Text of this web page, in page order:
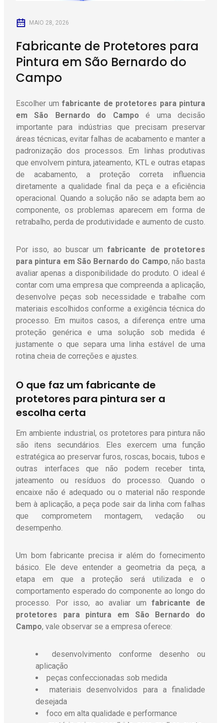
MAIO 28, 2026
Fabricante de Protetores para
Pintura em São Bernardo do
Campo
Escolher um fabricante de protetores para pintura
em São Bernardo do Campo é uma decisão
importante para indústrias que precisam preservar
áreas técnicas, evitar falhas de acabamento e manter a
padronização dos processos. Em linhas produtivas
que envolvem pintura, jateamento, KTL e outras etapas
de acabamento, a proteção correta influencia
diretamente a qualidade final da peça e a eficiência
operacional. Quando a solução não se adapta bem ao
componente, os problemas aparecem em forma de
retrabalho, perda de produtividade e aumento de custo.
Por isso, ao buscar umfabricante de protetores
para pintura em São Bernardo do Campo, não basta
avaliar apenas a disponibilidade do produto. O ideal é
contar com uma empresa que compreenda a aplicação,
desenvolve peças sob necessidade e trabalhe com
materiais escolhidos conforme a exigência técnica do
processo. Em muitos casos, a diferença entre uma
proteção genérica e uma solução sob medida é
justamente o que separa uma linha estável de uma
rotina cheia de correções e ajustes.
O que faz um fabricante de
protetores para pintura ser a
escolha certa
Em ambiente industrial, os protetores para pintura não
são itens secundários. Eles exercem uma função
estratégica ao preservar furos, roscas, bocais, tubos e
outras interfaces que não podem receber tinta,
jateamento ou resíduos do processo. Quando o
encaixe não é adequado ou o material não responde
bem à aplicação, a peça pode sair da linha com falhas
que comprometem montagem, vedação ou
desempenho.
Um bom fabricante precisa ir além do fornecimento
básico. Ele deve entender a geometria da peça, a
etapa em que a proteção será utilizada e o
comportamento esperado do componente ao longo do
processo. Por isso, ao avaliar umfabricante de
protetores para pintura em São Bernardo do
Campo, vale observar se a empresa oferece:
desenvolvimento conforme desenho ou
aplicação
peças confeccionadas sob medida
materiais desenvolvidos para a finalidade
desejada
foco em alta qualidade e performance